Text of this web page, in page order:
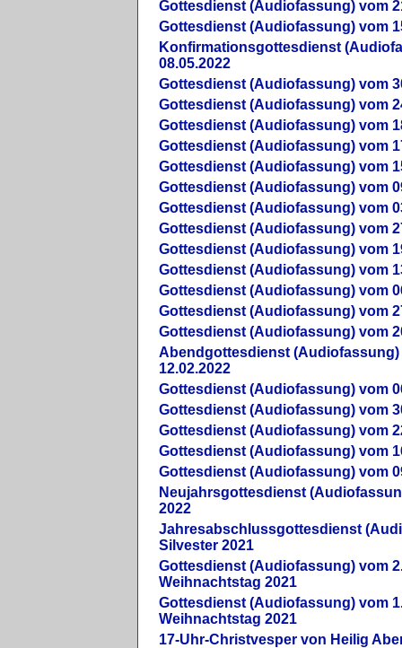
Gottesdienst (Audiofassung) vom
Gottesdienst (Audiofassung) vom
Konfirmationsgottesdienst
08.05.2022
Gottesdienst (Audiofassung) vom
Gottesdienst (Audiofassung) vom
Gottesdienst (Audiofassung) vom
Gottesdienst (Audiofassung) vom
Gottesdienst (Audiofassung) vom
Gottesdienst (Audiofassung) vom
Gottesdienst (Audiofassung) vom
Gottesdienst (Audiofassung) vom
Gottesdienst (Audiofassung) vom
Gottesdienst (Audiofassung) vom
Gottesdienst (Audiofassung) vom
Gottesdienst (Audiofassung) vom
Gottesdienst (Audiofassung) vom
Abendgottesdienst (Audiofassung)
12.02.2022
Gottesdienst (Audiofassung) vom
Gottesdienst (Audiofassung) vom
Gottesdienst (Audiofassung) vom
Gottesdienst (Audiofassung) vom
Gottesdienst (Audiofassung) vom
Neujahrsgottesdienst
2022
Jahresabschlussgottesdienst
Silvester 2021
Gottesdienst (Audiofassung) vom
Weihnachtstag 2021
Gottesdienst (Audiofassung) vom
Weihnachtstag 2021
17-Uhr-Christvesper von Heilig